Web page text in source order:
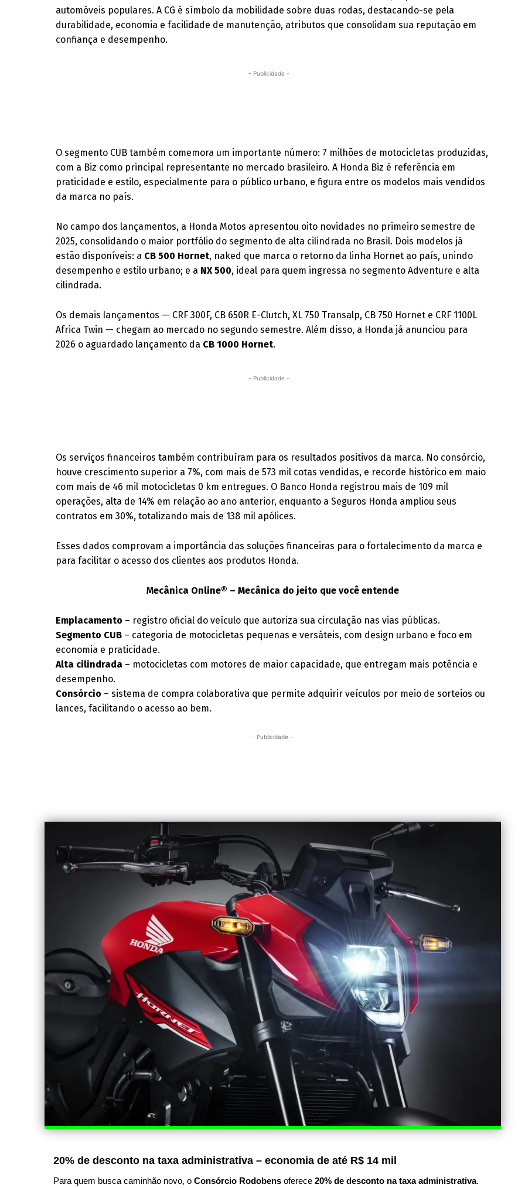
automóveis populares. A CG é símbolo da mobilidade sobre duas rodas, destacando-se pela
durabilidade, economia e facilidade de manutenção, atributos que consolidam sua reputação em
confiança e desempenho.
- Publicidade -
O segmento CUB também comemora um importante número: 7 milhões de motocicletas produzidas,
com a Biz como principal representante no mercado brasileiro. A Honda Biz é referência em
praticidade e estilo, especialmente para o público urbano, e figura entre os modelos mais vendidos
da marca no país.
No campo dos lançamentos, a Honda Motos apresentou oito novidades no primeiro semestre de
2025, consolidando o maior portfólio do segmento de alta cilindrada no Brasil. Dois modelos já
estão disponíveis: a CB 500 Hornet, naked que marca o retorno da linha Hornet ao país, unindo
desempenho e estilo urbano; e a NX 500, ideal para quem ingressa no segmento Adventure e alta
cilindrada.
Os demais lançamentos — CRF 300F, CB 650R E-Clutch, XL 750 Transalp, CB 750 Hornet e CRF 1100L
Africa Twin — chegam ao mercado no segundo semestre. Além disso, a Honda já anunciou para
2026 o aguardado lançamento da CB 1000 Hornet.
- Publicidade -
Os serviços financeiros também contribuíram para os resultados positivos da marca. No consórcio,
houve crescimento superior a 7%, com mais de 573 mil cotas vendidas, e recorde histórico em maio
com mais de 46 mil motocicletas 0 km entregues. O Banco Honda registrou mais de 109 mil
operações, alta de 14% em relação ao ano anterior, enquanto a Seguros Honda ampliou seus
contratos em 30%, totalizando mais de 138 mil apólices.
Esses dados comprovam a importância das soluções financeiras para o fortalecimento da marca e
para facilitar o acesso dos clientes aos produtos Honda.
Mecânica Online® – Mecânica do jeito que você entende
Emplacamento – registro oficial do veículo que autoriza sua circulação nas vias públicas.
Segmento CUB – categoria de motocicletas pequenas e versáteis, com design urbano e foco em
economia e praticidade.
Alta cilindrada – motocicletas com motores de maior capacidade, que entregam mais potência e
desempenho.
Consórcio – sistema de compra colaborativa que permite adquirir veículos por meio de sorteios ou
lances, facilitando o acesso ao bem.
- Publicidade -
20% de desconto na taxa administrativa – economia de até R$ 14 mil
Para quem busca caminhão novo, o Consórcio Rodobens oferece 20% de desconto na taxa administrativa.